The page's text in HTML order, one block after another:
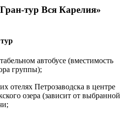
тур Вся Карелия»
автобусе (вместимость
группы);
Петрозаводска в центре
озера (зависит от выбранной